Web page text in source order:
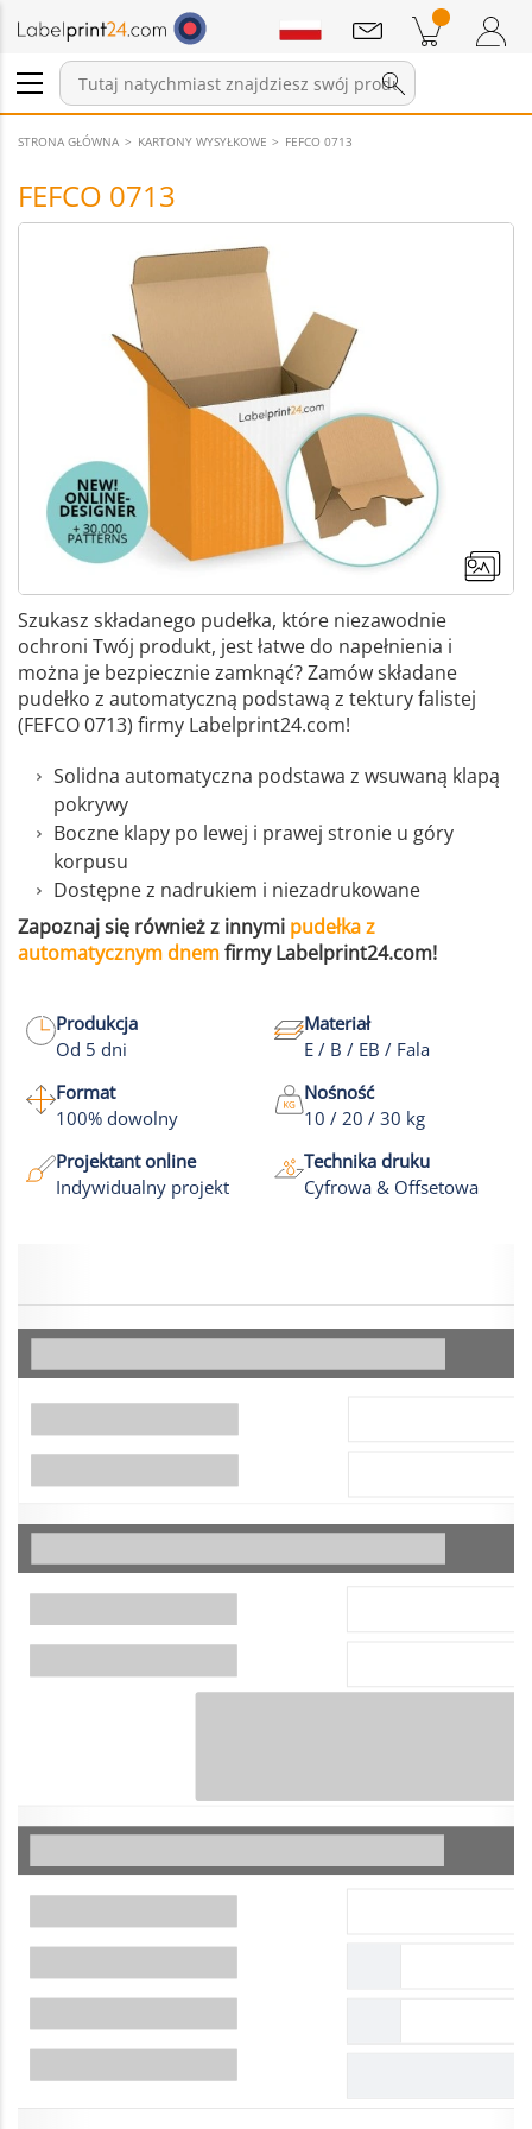
Zaloguj się / Zarejestruj
Pozycji w koszyku
Wiadomości
STRONA GŁÓWNA KARTONY WYSYŁKOWE FEFCO 0713
FEFCO 0713
Szukasz składanego pudełka, które niezawodnie
ochroni Twój produkt, jest łatwe do napełnienia i
można je bezpiecznie zamknąć? Zamów składane
pudełko z automatyczną podstawą z tektury falistej
(FEFCO 0713) firmy Labelprint24.com!
Solidna automatyczna podstawa z wsuwaną klapą
pokrywy
Boczne klapy po lewej i prawej stronie u góry
korpusu
Dostępne z nadrukiem i niezadrukowane
Zapoznaj się również z innymi pudełka z
automatycznym dnemfirmy Labelprint24.com!
Produkcja
Od 5 dni
Materiał
E / B / EB / Fala
Format
100% dowolny
Nośność
10 / 20 / 30 kg
Projektant online
Indywidualny projekt
Technika druku
Cyfrowa & Offsetowa